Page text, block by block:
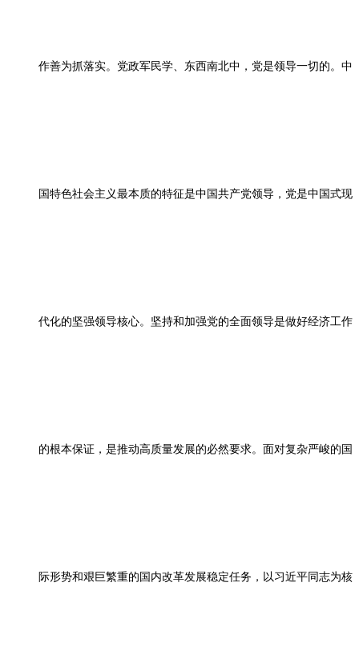
作善为抓落实。党政军民学、东西南北中，党是领导一切的。中
国特色社会主义最本质的特征是中国共产党领导，党是中国式现
代化的坚强领导核心。坚持和加强党的全面领导是做好经济工作
的根本保证，是推动高质量发展的必然要求。面对复杂严峻的国
际形势和艰巨繁重的国内改革发展稳定任务，以习近平同志为核